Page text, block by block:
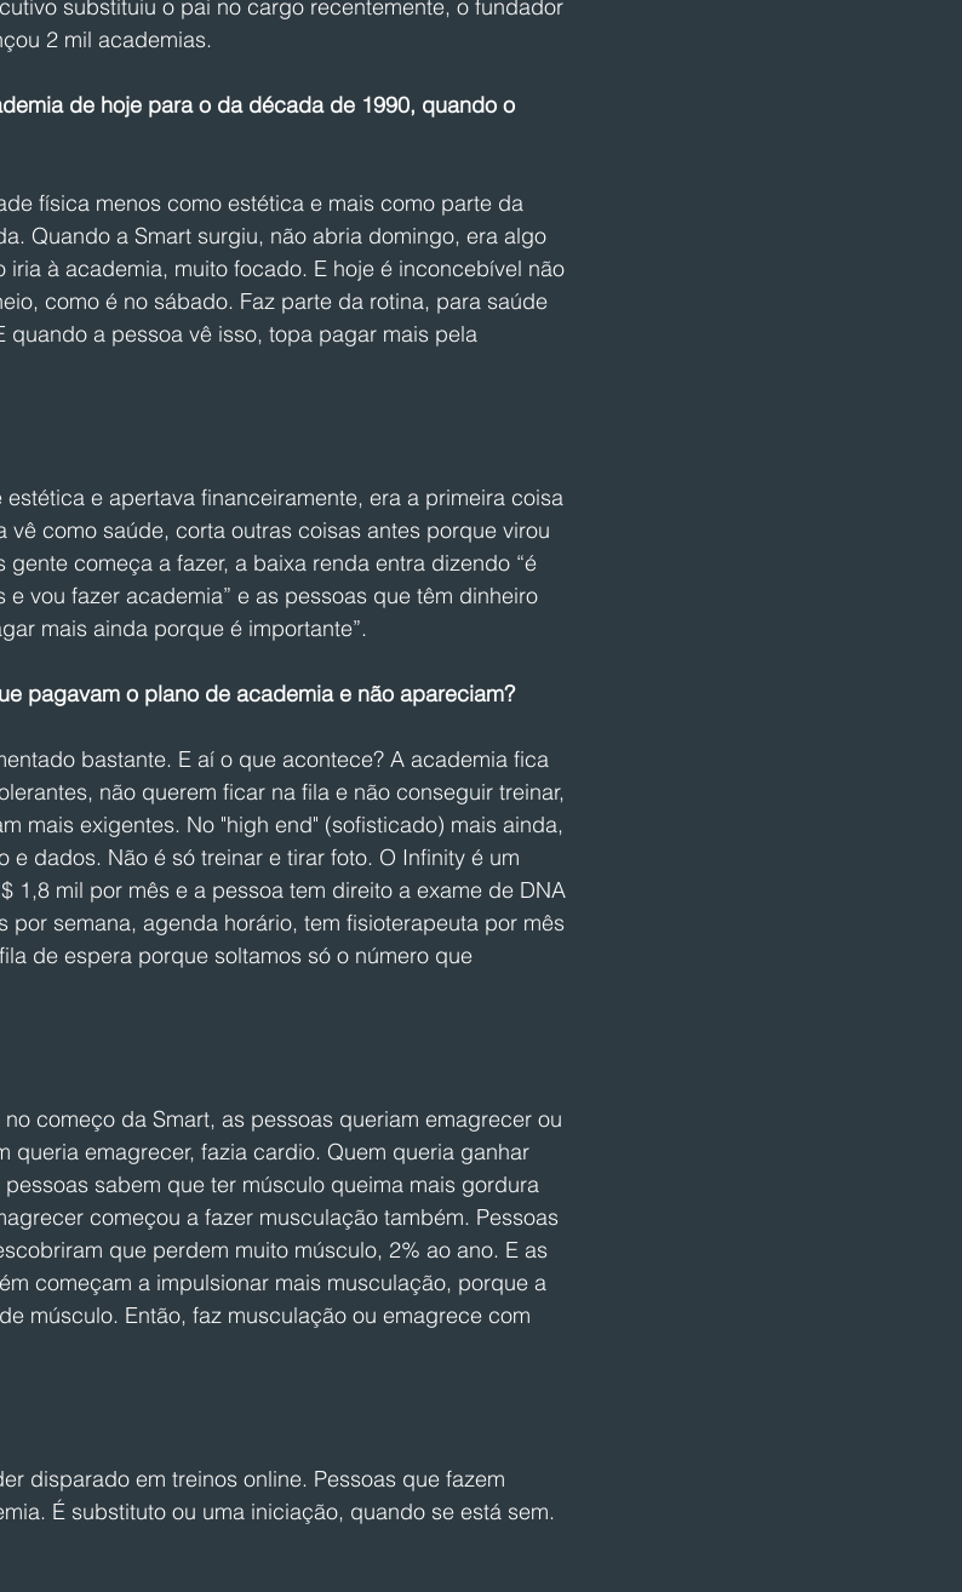
substituiu o pai no cargo recentemente, o fundador
2 mil academias.
de hoje para o da década de 1990, quando o
física menos como estética e mais como parte da
Quando a Smart surgiu, não abria domingo, era algo
iria à academia, muito focado. E hoje é inconcebível não
como é no sábado. Faz parte da rotina, para saúde
quando a pessoa vê isso, topa pagar mais pela
e apertava financeiramente, era a primeira coisa
vê como saúde, corta outras coisas antes porque virou
começa a fazer, a baixa renda entra dizendo “é
vou fazer academia” e as pessoas que têm dinheiro
mais ainda porque é importante”.
pagavam o plano de academia e não apareciam?
bastante. E aí o que acontece? A academia fica
não querem ficar na fila e não conseguir treinar,
mais exigentes. No "high end" (sofisticado) mais ainda,
dados. Não é só treinar e tirar foto. O Infinity é um
1,8 mil por mês e a pessoa tem direito a exame de DNA
por semana, agenda horário, tem fisioterapeuta por mês
de espera porque soltamos só o número que
começo da Smart, as pessoas queriam emagrecer ou
queria emagrecer, fazia cardio. Quem queria ganhar
sabem que ter músculo queima mais gordura
começou a fazer musculação também. Pessoas
que perdem muito músculo, 2% ao ano. E as
começam a impulsionar mais musculação, porque a
músculo. Então, faz musculação ou emagrece com
disparado em treinos online. Pessoas que fazem
É substituto ou uma iniciação, quando se está sem.